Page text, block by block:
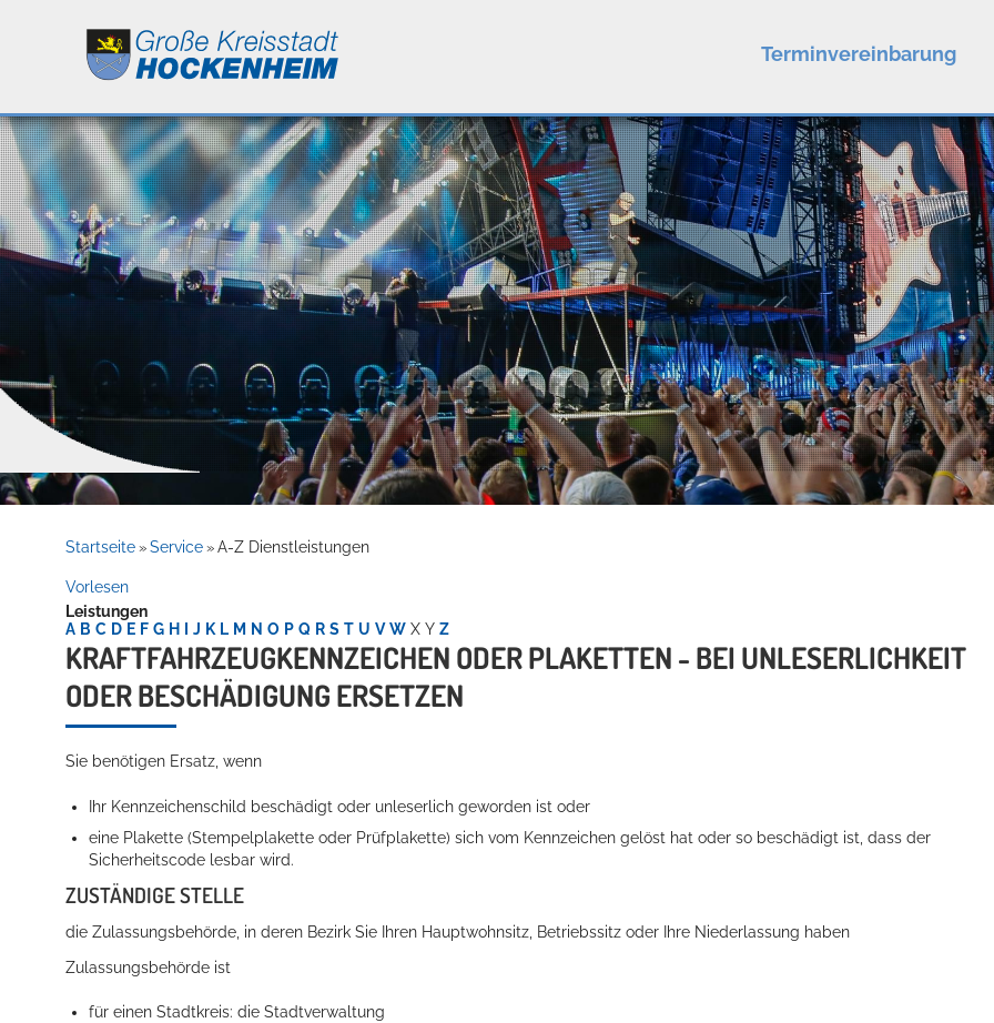
Leben
Kultur
Service
Terminvereinbarung
Willkommen in Hockenheim
Startseite » Service » A-Z Dienstleistungen
Vorlesen
Leistungen
A B C D E F G H J K L M N O P Q R S T U V W X Y Z
KRAFTFAHRZEUGKENNZEICHEN ODER PLAKETTEN - BEI UNLESERLICHKEIT
ODER BESCHÄDIGUNG ERSETZEN
Sie benötigen Ersatz, wenn
Ihr Kennzeichenschild beschädigt oder unleserlich geworden ist oder
eine Plakette(Stempelplakette oder Prüfplakette) sich vom Kennzeichen gelöst hat oder so beschädigt ist, dass der
Sicherheitscode lesbar wird.
ZUSTÄNDIGE STELLE
die Zulassungsbehörde, in deren Bezirk Sie Ihren Hauptwohnsitz, Betriebssitz oder Ihre Niederlassung haben
Zulassungsbehörde ist
für einen Stadtkreis: die Stadtverwaltung